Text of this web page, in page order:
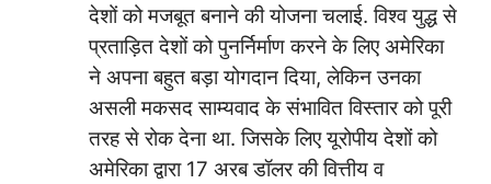
देशों को मजबूत बनाने की योजना चलाई. विश्व युद्ध से
प्रताड़ित देशों को पुनर्निर्माण करने के लिए अमेरिका
ने अपना बहुत बड़ा योगदान दिया, लेकिन उनका
असली मकसद साम्यवाद के संभावित विस्तार को पूरी
तरह से रोक देना था. जिसके लिए यूरोपीय देशों को
अमेरिका द्वारा 17 अरब डॉलर की वित्तीय व